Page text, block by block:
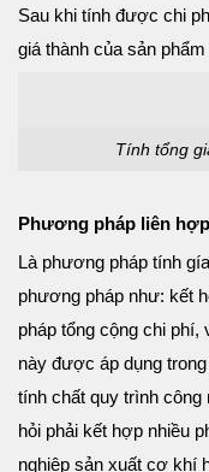
Sau khi tính được chi
giá thành của sản
Tính tổng
Phương pháp liên hợp
Là phương pháp tính
phương pháp như: kết
pháp tổng cộng chi
này được áp dụng
tính chất quy trình công
hỏi phải kết hợp nhiều
nghiệp sản xuất cơ khí